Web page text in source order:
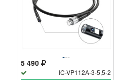
5 490
IC-VP112A-3-5,5-2